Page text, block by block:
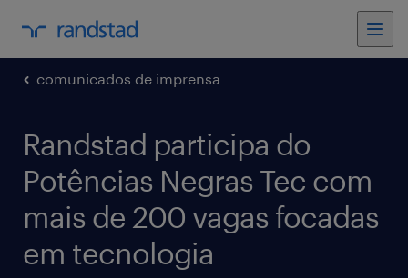
comunicados de imprensa
Randstad participa do
Potências Negras Tec com
mais de 200 vagas focadas
em tecnologia